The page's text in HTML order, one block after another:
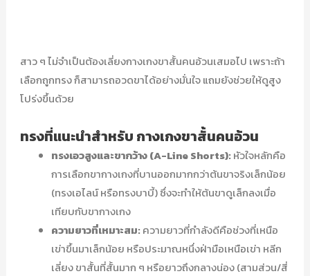
สาว ๆ ไม่จำเป็นต้องเลี่ยงกางเกงขาสั้นคนอ้วนเสมอไป เพราะถ้า
เลือกถูกทรง ก็สามารถอวดขาได้อย่างมั่นใจ แถมยังช่วยให้ดูสูง
โปร่งขึ้นด้วย
ทรงที่แนะนำสำหรับ กางเกงขาสั้นคนอ้วน
ทรงเอวสูงและขากว้าง (A-Line Shorts): หัวใจหลักคือ
การเลือกขากางเกงที่บานออกมากกว่าต้นขาจริงเล็กน้อย
(ทรงเอไลน์ หรือทรงบาบี้) ซึ่งจะทำให้ต้นขาดูเล็กลงเมื่อ
เทียบกับขากางเกง
ความยาวที่เหมาะสม: ความยาวที่กำลังดีคือช่วงที่เหนือ
เข่าขึ้นมาเล็กน้อย หรือประมาณหนึ่งฝ่ามือเหนือเข่า หลีก
เลี่ยง ขาสั้นที่สั้นมาก ๆ หรือยาวถึงกลางน่อง (สามส่วน/สี่